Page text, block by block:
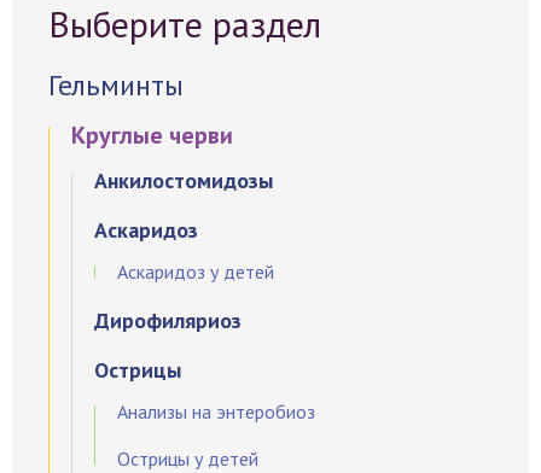
Выберите раздел
Гельминты
Круглые черви
Анкилостомидозы
Аскаридоз
Аскаридоз у детей
Дирофиляриоз
Острицы
Анализы на энтеробиоз
Острицы у детей